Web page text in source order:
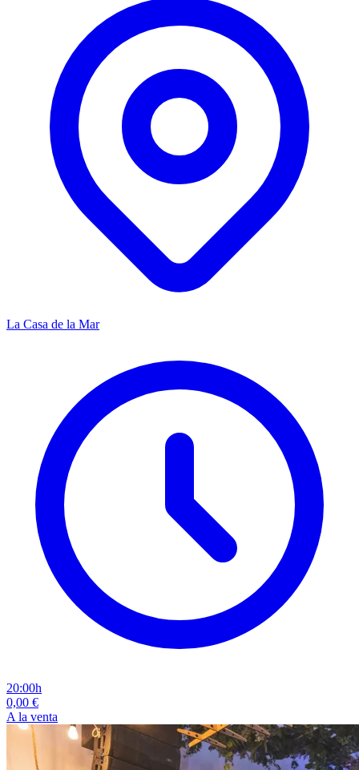
La Casa de la Mar
20:00h
0,00 €
A la venta